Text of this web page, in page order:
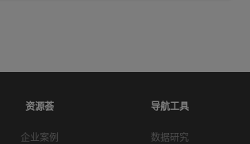
资源荟
企业案例
导航工具
数据研究